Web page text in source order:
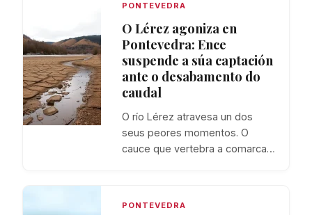
PONTEVEDRA
O Lérez agoniza en
Pontevedra: Ence
suspende a súa captación
ante o desabamento do
caudal
O río Lérez atravesa un dos
seus peores momentos. O
cauce que vertebra a comarca…
PONTEVEDRA